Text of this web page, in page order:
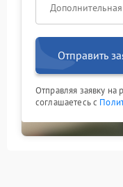
Отправить
Отправляя заявку на
соглашаетесь с